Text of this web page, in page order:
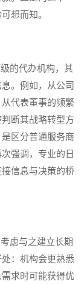
想而知。
的代办机构，其
。例如，从公司
代表董事的频繁
断其战略转型方
区分普通服务商
强调，专业的日
信息与决策的桥
虑与之建立长期
：机构会更熟悉
求时可能获得优